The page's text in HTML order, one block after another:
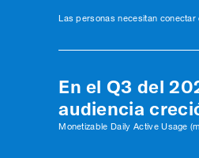
Las personas necesitan
En el Q3 del
audiencia
Monetizable Daily Active Usage